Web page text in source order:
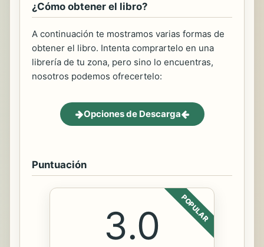
¿Cómo obtener el libro?
A continuación te mostramos varias formas de
obtener el libro. Intenta comprartelo en una
librería de tu zona, pero sino lo encuentras,
nosotros podemos ofrecertelo:
Opciones de Descarga
Puntuación
POPULAR
3.0